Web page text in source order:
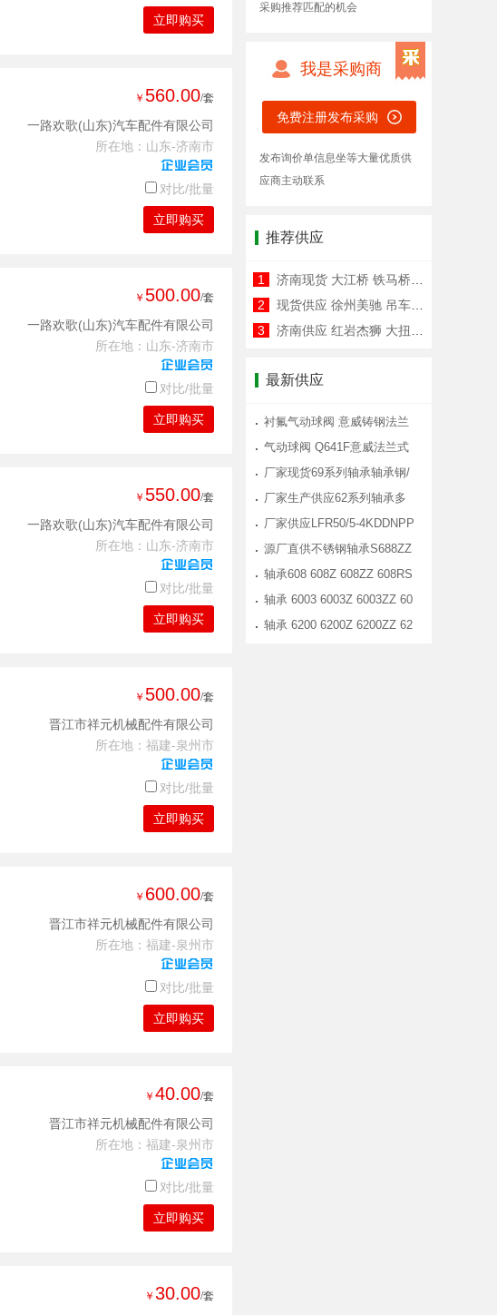
立即购买
￥ 560.00/套
一路欢歌(山东)汽车配件有限公司
所在地：山东-济南市
对比/批量
立即购买
￥ 500.00/套
一路欢歌(山东)汽车配件有限公司
所在地：山东-济南市
对比/批量
立即购买
￥ 550.00/套
一路欢歌(山东)汽车配件有限公司
所在地：山东-济南市
对比/批量
立即购买
￥ 500.00/套
晋江市祥元机械配件有限公司
所在地：福建-泉州市
对比/批量
立即购买
￥ 600.00/套
晋江市祥元机械配件有限公司
所在地：福建-泉州市
对比/批量
立即购买
￥ 40.00/套
晋江市祥元机械配件有限公司
所在地：福建-泉州市
对比/批量
立即购买
￥ 30.00/套
采购推荐匹配的机会
我是采购商
免费注册发布采购
发布询价单信息坐等大量优质供
应商主动联系
推荐供应
1
济南现货 大江桥 铁马桥 吊车差速器
2
现货供应 徐州美驰 吊车差速器 美驰
3
济南供应 红岩杰狮 大扭矩桥 差速器
最新供应
衬氟气动球阀 意威铸钢法兰
式气动衬
气动球阀 Q641F意威法兰式
气动球阀
厂家现货69系列轴承轴承钢/
不锈钢材
厂家生产供应62系列轴承多
材质选择转
厂家供应LFR50/5-4KDDNPP
走轨道导轮
源厂直供不锈钢轴承S688ZZ
淋浴房滑轮
轴承608 608Z 608ZZ 608RS
滑板 溜冰
轴承 6003 6003Z 6003ZZ 60
03RS 6003
轴承 6200 6200Z 6200ZZ 62